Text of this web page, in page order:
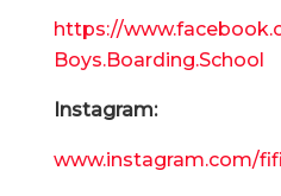
https://
Boys.Boarding.School
Instagram:
www.instagram.com/